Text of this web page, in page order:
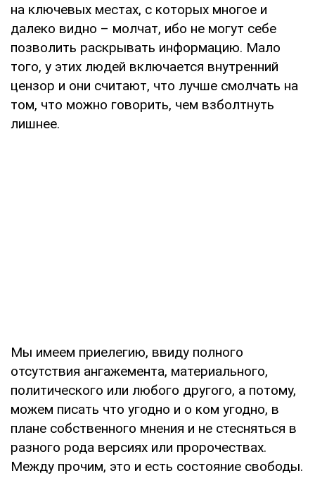
на ключевых местах, с которых многое и
далеко видно – молчат, ибо не могут себе
позволить раскрывать информацию. Мало
того, у этих людей включается внутренний
цензор и они считают, что лучше смолчать на
том, что можно говорить, чем взболтнуть
лишнее.
Мы имеем приелегию, ввиду полного
отсутствия ангажемента, материального,
политического или любого другого, а потому,
можем писать что угодно и о ком угодно, в
плане собственного мнения и не стесняться в
разного рода версиях или пророчествах.
Между прочим, это и есть состояние свободы.